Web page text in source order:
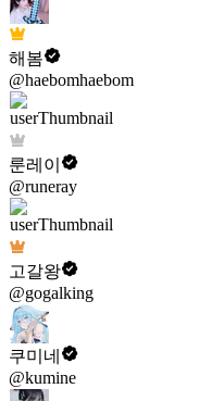
해봄
@haebomhaebom
룬레이
@runeray
고갈왕
@gogalking
쿠미네
@kumine